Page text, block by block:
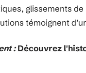
glissements
témoignent
: Découvrez